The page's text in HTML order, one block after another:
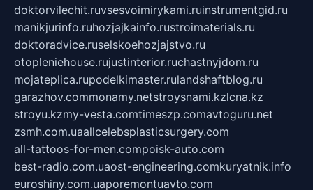
doktorvilechit.ruvsesvoimirykami.ruinstrumentgid.ru
manikjurinfo.ruhozjajkainfo.rustroimaterials.ru
doktoradvice.ruselskoehozjajstvo.ru
otopleniehouse.rujustinterior.ruchastnyjdom.ru
mojateplica.rupodelkimaster.rulandshaftblog.ru
garazhov.commonamy.netstroysnami.kzlcna.kz
stroyu.kzmy-vesta.comtimeszp.comavtoguru.net
zsmh.com.uaallcelebsplasticsurgery.com
all-tattoos-for-men.compoisk-auto.com
best-radio.com.uaost-engineering.comkuryatnik.info
euroshiny.com.uaporemontuavto.com